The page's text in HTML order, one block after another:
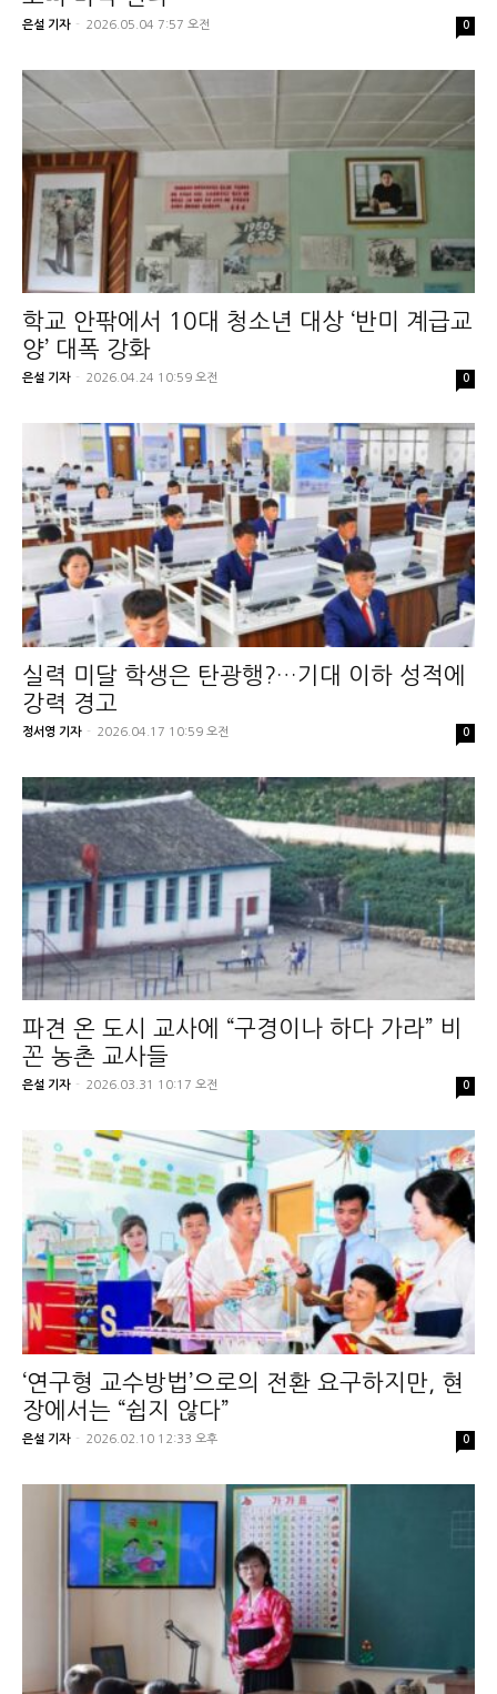
은설 기자 - 2026.05.04 7:57 오전 0
학교 안팎에서 10대 청소년 대상 ‘반미 계급교
양’ 대폭 강화
은설 기자 - 2026.04.24 10:59 오전 0
실력 미달 학생은 탄광행?…기대 이하 성적에
강력 경고
정서영 기자 - 2026.04.17 10:59 오전 0
파견 온 도시 교사에 “구경이나 하다 가라” 비
꼰 농촌 교사들
은설 기자 - 2026.03.31 10:17 오전 0
‘연구형 교수방법’으로의 전환 요구하지만, 현
장에서는 “쉽지 않다”
은설 기자 - 2026.02.10 12:33 오후 0